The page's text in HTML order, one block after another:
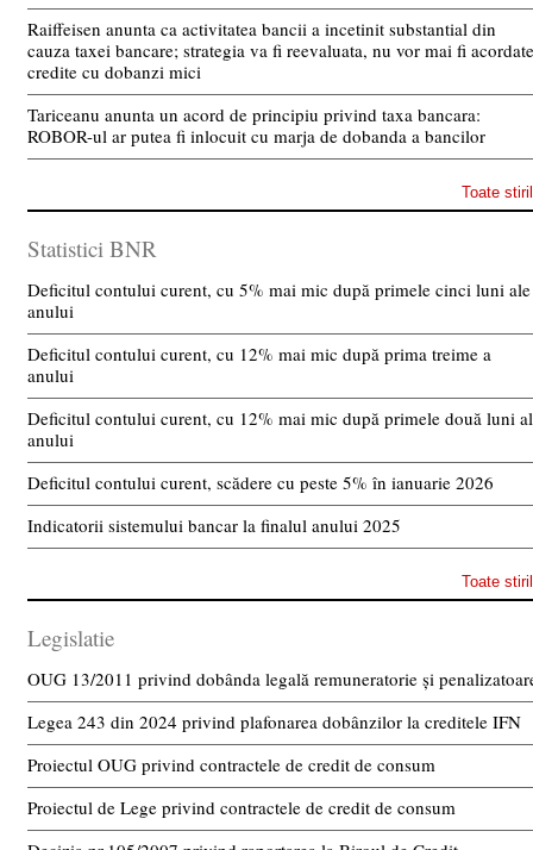
Raiffeisen anunta ca activitatea bancii a incetinit substantial din
cauza taxei bancare; strategia va fi reevaluata, nu vor mai fi acordate
credite cu dobanzi mici
Tariceanu anunta un acord de principiu privind taxa bancara:
ROBOR-ul ar putea fi inlocuit cu marja de dobanda a bancilor
Toate
Statistici BNR
Deficitul contului curent, cu 5% mai mic după primele cinci luni ale
anului
Deficitul contului curent, cu 12% mai mic după prima treime a
anului
Deficitul contului curent, cu 12% mai mic după primele două luni
anului
Deficitul contului curent, scădere cu peste 5% în ianuarie 2026
Indicatorii sistemului bancar la finalul anului 2025
Toate
Legislatie
OUG 13/2011 privind dobânda legală remuneratorie și
Legea 243 din 2024 privind plafonarea dobânzilor la creditele IFN
Proiectul OUG privind contractele de credit de consum
Proiectul de Lege privind contractele de credit de consum